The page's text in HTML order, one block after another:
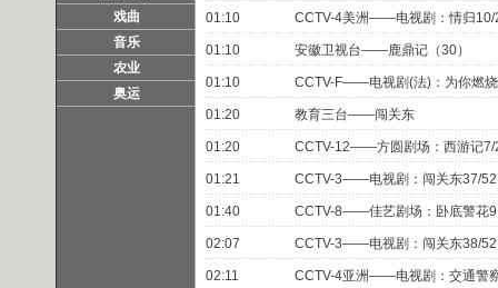
戏曲
音乐
农业
奥运
01:10 CCTV-4美洲——电视剧：情归10/
01:10 安徽卫视台——鹿鼎记（30）
01:10 CCTV-F——电视剧(法)：为你燃
01:20 教育三台——闯关东
01:20 CCTV-12——方圆剧场：西游记7/
01:21 CCTV-3——电视剧：闯关东37/52
01:40 CCTV-8——佳艺剧场：卧底警花9
02:07 CCTV-3——电视剧：闯关东38/52
02:11 CCTV-4亚洲——电视剧：交通警